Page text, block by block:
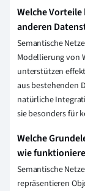
Welche
anderen
Semantische
Modellierung von
unterstützen
aus bestehenden
natürliche
sie besonders für
Welche
wie
Semantische
repräsentieren